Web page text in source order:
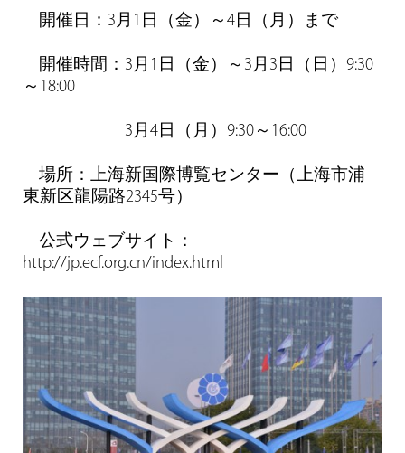
開催日：3月1日（金）～4日（月）まで
開催時間：3月1日（金）～3月3日（日）9:30
～18:00
3月4日（月）9:30～16:00
場所：上海新国際博覧センター（上海市浦
東新区龍陽路2345号）
公式ウェブサイト：
http://jp.ecf.org.cn/index.html